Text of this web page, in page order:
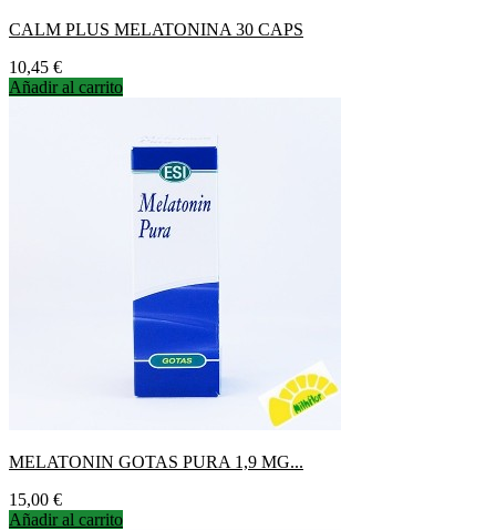
CALM PLUS MELATONINA 30 CAPS
Precio
10,45 €
Añadir al carrito
MELATONIN GOTAS PURA 1,9 MG...
Precio
15,00 €
Añadir al carrito